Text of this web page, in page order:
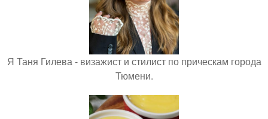
Я Таня Гилева - визажист и стилист по прическам города
Тюмени.